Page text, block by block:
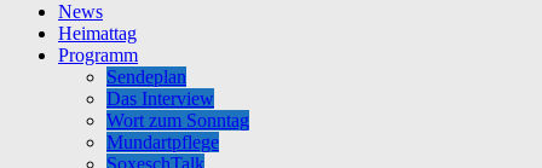
News
Heimattag
Programm
Sendeplan
Das Interview
Wort zum Sonntag
Mundartpflege